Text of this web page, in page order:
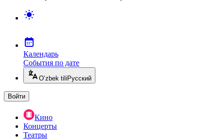
Календарь
События по дате
O’zbek tili Русский
Войти
Кино
Концерты
Театры